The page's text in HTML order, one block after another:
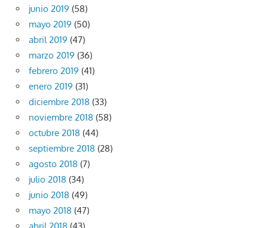
junio 2019 (58)
mayo 2019 (50)
abril 2019 (47)
marzo 2019 (36)
febrero 2019 (41)
enero 2019 (31)
diciembre 2018 (33)
noviembre 2018 (58)
octubre 2018 (44)
septiembre 2018 (28)
agosto 2018 (7)
julio 2018 (34)
junio 2018 (49)
mayo 2018 (47)